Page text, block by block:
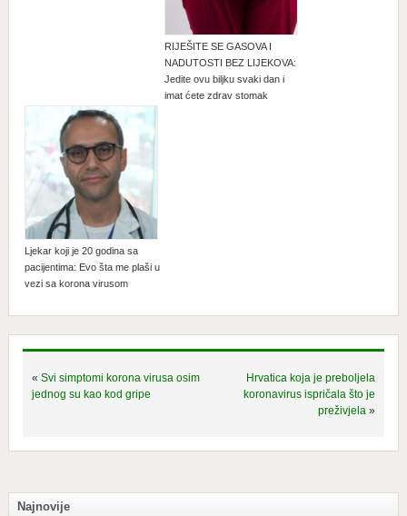
RIJEŠITE SE GASOVA I
NADUTOSTI BEZ LIJEKOVA:
Jedite ovu biljku svaki dan i
imat ćete zdrav stomak
Ljekar koji je 20 godina sa
pacijentima: Evo šta me plaši u
vezi sa korona virusom
« Svi simptomi korona virusa osim
jednog su kao kod gripe
Hrvatica koja je preboljela
koronavirus ispričala što je
preživjela »
Najnovije